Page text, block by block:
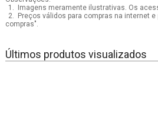
1.
Imagens meramente ilustrativas. Os
2.
Preços válidos para compras na internet
compras".
Últimos produtos visualizados